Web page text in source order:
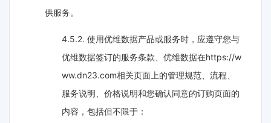
供服务。
4.5.2. 使用优维数据产品或服务时，应遵守您与
优维数据签订的服务条款、优维数据在https://w
ww.dn23.com相关页面上的管理规范、流程、
服务说明、价格说明和您确认同意的订购页面的
内容，包括但不限于：